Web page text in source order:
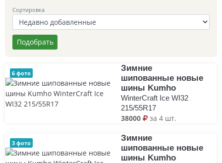
Сортировка
Подобрать
6 фото
Зимние
шипованные новые
шины Kumho
WinterCraft Ice WI32
215/55R17
38000 за 4 шт.
3 фото
Зимние
шипованные новые
шины Kumho